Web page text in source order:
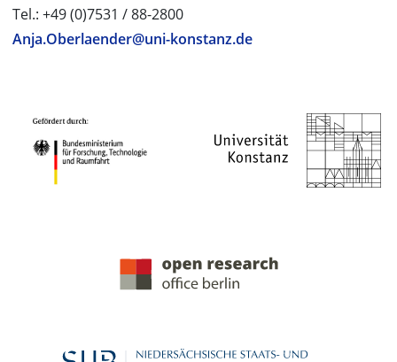
Tel.: +49 (0)7531 / 88-2800
Anja.Oberlaender@uni-konstanz.de